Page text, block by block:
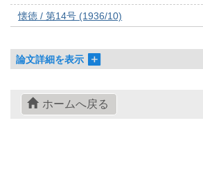
懐徳 / 第14号 (1936/10)
論文詳細を表示
ホームへ戻る